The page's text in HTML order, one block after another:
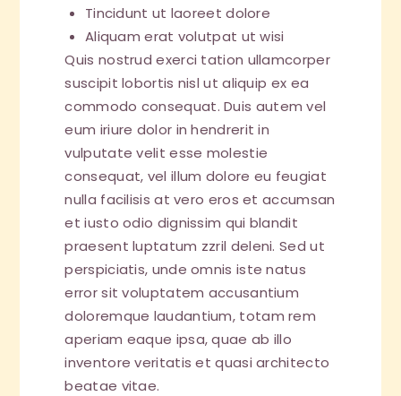
Tincidunt ut laoreet dolore
Aliquam erat volutpat ut wisi
Quis nostrud exerci tation ullamcorper
suscipit lobortis nisl ut aliquip ex ea
commodo consequat. Duis autem vel
eum iriure dolor in hendrerit in
vulputate velit esse molestie
consequat, vel illum dolore eu feugiat
nulla facilisis at vero eros et accumsan
et iusto odio dignissim qui blandit
praesent luptatum zzril deleni. Sed ut
perspiciatis, unde omnis iste natus
error sit voluptatem accusantium
doloremque laudantium, totam rem
aperiam eaque ipsa, quae ab illo
inventore veritatis et quasi architecto
beatae vitae.